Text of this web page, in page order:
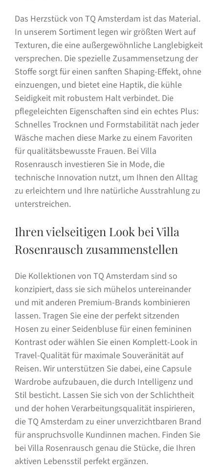
Das Herzstück von TQ Amsterdam ist das Material.
In unserem Sortiment legen wir größten Wert auf
Texturen, die eine außergewöhnliche Langlebigkeit
versprechen. Die spezielle Zusammensetzung der
Stoffe sorgt für einen sanften Shaping-Effekt, ohne
einzuengen, und bietet eine Haptik, die kühle
Seidigkeit mit robustem Halt verbindet. Die
pflegeleichten Eigenschaften sind ein echtes Plus:
Schnelles Trocknen und Formstabilität nach jeder
Wäsche machen diese Marke zu einem Favoriten
für qualitätsbewusste Frauen. Bei Villa
Rosenrausch investieren Sie in Mode, die
technische Innovation nutzt, um Ihnen den Alltag
zu erleichtern und Ihre natürliche Ausstrahlung zu
unterstreichen.
Ihren vielseitigen Look bei Villa
Rosenrausch zusammenstellen
Die Kollektionen von TQ Amsterdam sind so
konzipiert, dass sie sich mühelos untereinander
und mit anderen Premium-Brands kombinieren
lassen. Tragen Sie eine der perfekt sitzenden
Hosen zu einer Seidenbluse für einen femininen
Kontrast oder wählen Sie einen Komplett-Look in
Travel-Qualität für maximale Souveränität auf
Reisen. Wir unterstützen Sie dabei, eine Capsule
Wardrobe aufzubauen, die durch Intelligenz und
Stil besticht. Lassen Sie sich von der Schlichtheit
und der hohen Verarbeitungsqualität inspirieren,
die TQ Amsterdam zu einer unverzichtbaren Brand
für anspruchsvolle Kundinnen machen. Finden Sie
bei Villa Rosenrausch genau die Stücke, die Ihren
aktiven Lebensstil perfekt ergänzen.